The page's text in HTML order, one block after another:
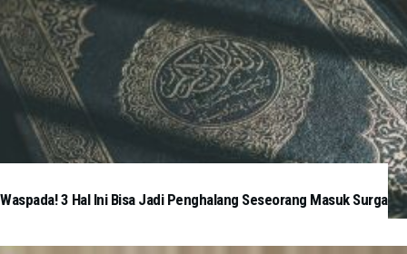
Waspada! 3 Hal Ini Bisa Jadi Penghalang Seseorang Masuk Surga